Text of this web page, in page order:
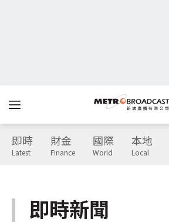
即時
Latest
財金
Finance
國際
World
本地
Local
即時新聞